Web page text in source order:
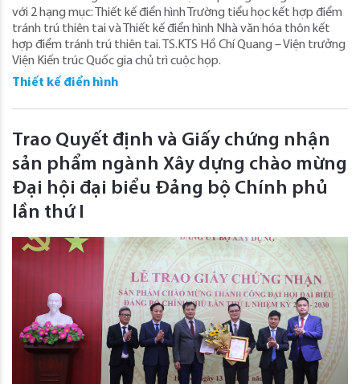
với 2 hạng mục: Thiết kế điển hình Trường tiểu học kết hợp điểm
tránh trú thiên tai và Thiết kế điển hình Nhà văn hóa thôn kết
hợp điểm tránh trú thiên tai. TS.KTS Hồ Chí Quang – Viện trưởng
Viện Kiến trúc Quốc gia chủ trì cuộc họp.
Thiết kế điển hình
Trao Quyết định và Giấy chứng nhận
sản phẩm ngành Xây dựng chào mừng
Đại hội đại biểu Đảng bộ Chính phủ
lần thứ I